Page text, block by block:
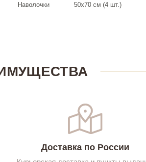
Наволочки
50х70 см (4 шт.)
Доставка по России